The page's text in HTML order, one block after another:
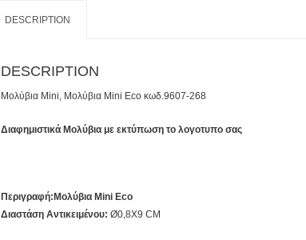
DESCRIPTION
DESCRIPTION
Μολύβια Mini, Μολύβια Mini Eco κωδ.9607-268
Διαφημιστικά Μολύβια με εκτύπωση το λογοτυπο σας
Περιγραφή:Μολύβια Mini Eco
Διαστάση Αντικειμένου: Ø0,8X9 CM